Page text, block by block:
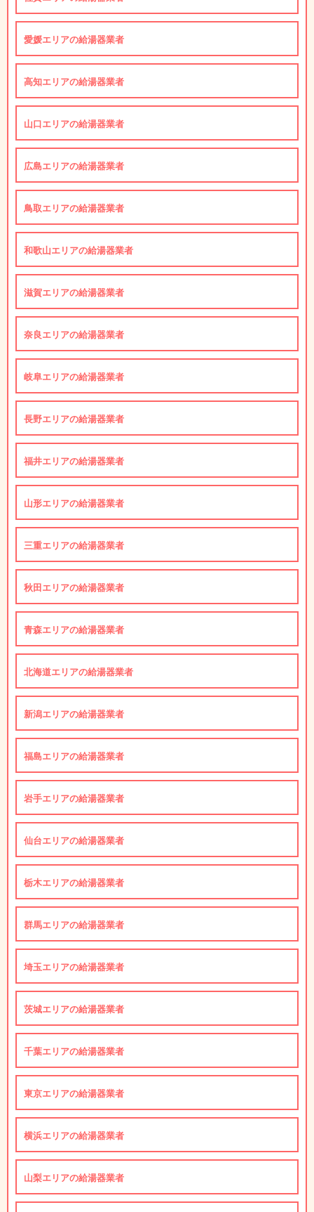
愛媛エリアの給湯器業者
高知エリアの給湯器業者
山口エリアの給湯器業者
広島エリアの給湯器業者
鳥取エリアの給湯器業者
和歌山エリアの給湯器業者
滋賀エリアの給湯器業者
奈良エリアの給湯器業者
岐阜エリアの給湯器業者
長野エリアの給湯器業者
福井エリアの給湯器業者
山形エリアの給湯器業者
三重エリアの給湯器業者
秋田エリアの給湯器業者
青森エリアの給湯器業者
北海道エリアの給湯器業者
新潟エリアの給湯器業者
福島エリアの給湯器業者
岩手エリアの給湯器業者
仙台エリアの給湯器業者
栃木エリアの給湯器業者
群馬エリアの給湯器業者
埼玉エリアの給湯器業者
茨城エリアの給湯器業者
千葉エリアの給湯器業者
東京エリアの給湯器業者
横浜エリアの給湯器業者
山梨エリアの給湯器業者